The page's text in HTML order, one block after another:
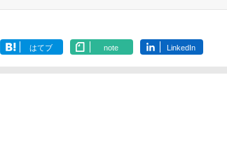
はてブ note LinkedIn